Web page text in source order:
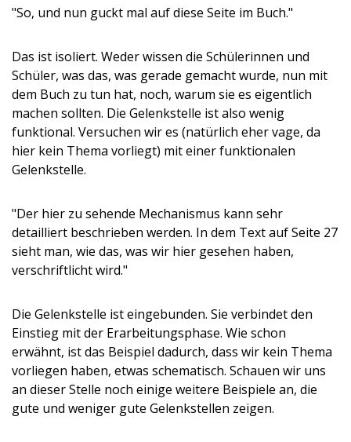
"So, und nun guckt mal auf diese Seite im Buch."
Das ist isoliert. Weder wissen die Schülerinnen und
Schüler, was das, was gerade gemacht wurde, nun mit
dem Buch zu tun hat, noch, warum sie es eigentlich
machen sollten. Die Gelenkstelle ist also wenig
funktional. Versuchen wir es (natürlich eher vage, da
hier kein Thema vorliegt) mit einer funktionalen
Gelenkstelle.
"Der hier zu sehende Mechanismus kann sehr
detailliert beschrieben werden. In dem Text auf Seite 27
sieht man, wie das, was wir hier gesehen haben,
verschriftlicht wird."
Die Gelenkstelle ist eingebunden. Sie verbindet den
Einstieg mit der Erarbeitungsphase. Wie schon
erwähnt, ist das Beispiel dadurch, dass wir kein Thema
vorliegen haben, etwas schematisch. Schauen wir uns
an dieser Stelle noch einige weitere Beispiele an, die
gute und weniger gute Gelenkstellen zeigen.